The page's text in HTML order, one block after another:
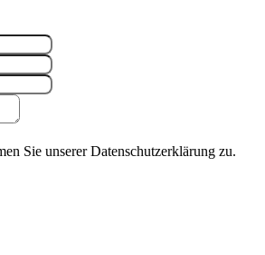
Sie unserer Datenschutz­erklärung zu.